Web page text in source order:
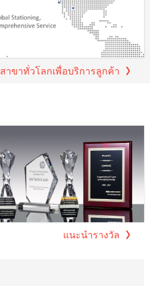
สาขาทั่วโลกเพื่อบริการลูกค้า
แนะนำรางวัล